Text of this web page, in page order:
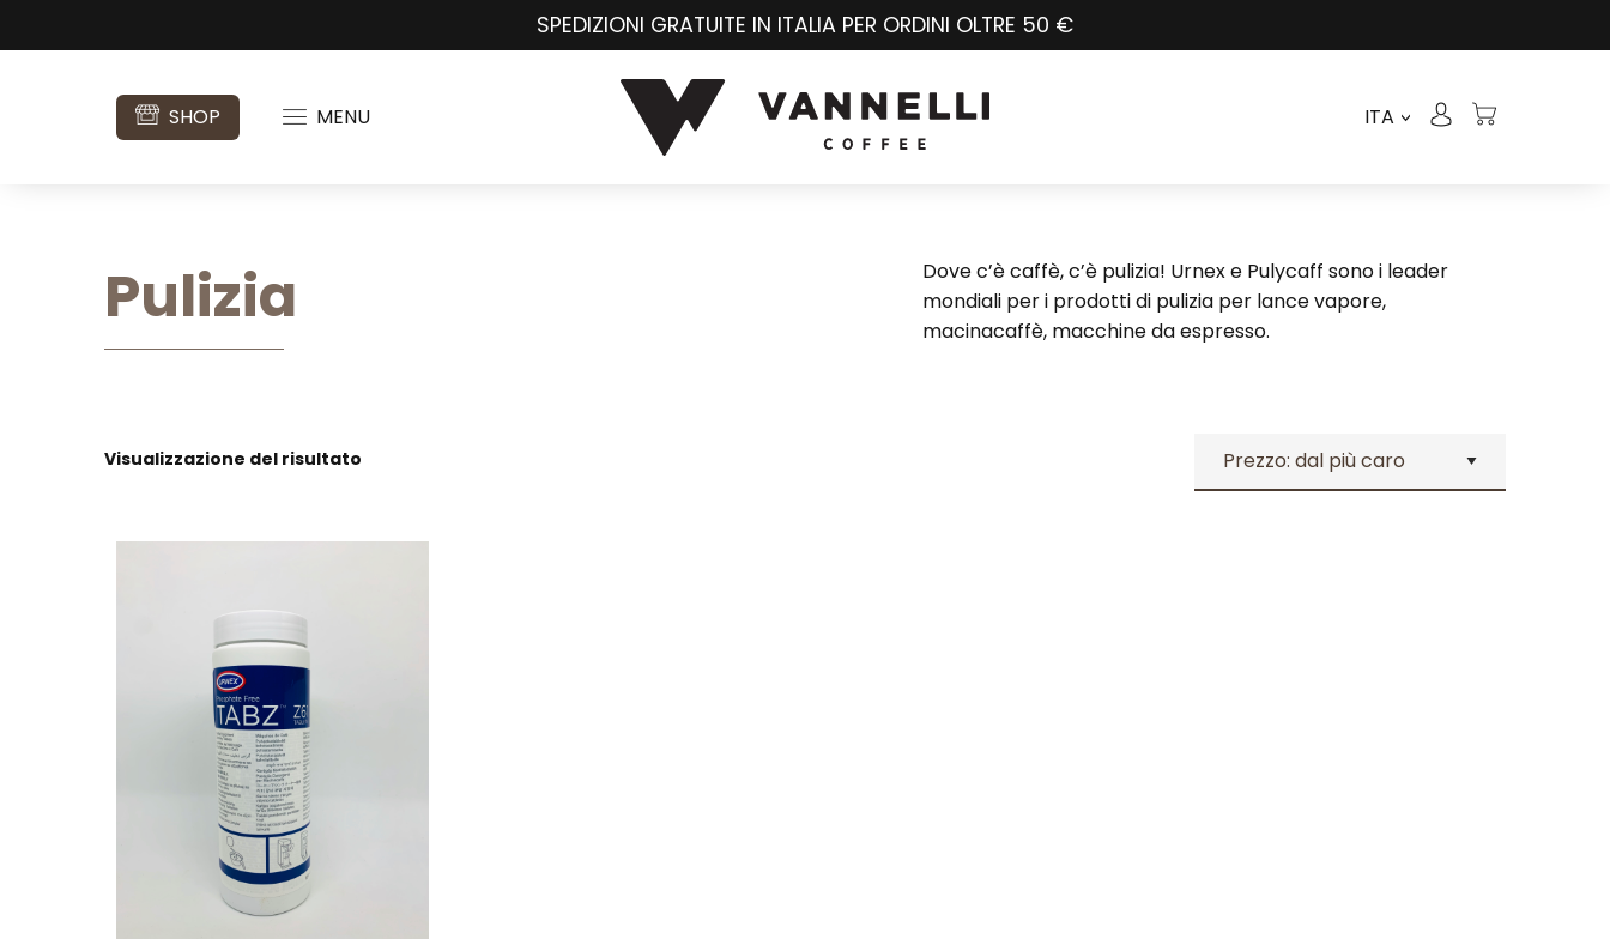
SPEDIZIONI GRATUITE IN ITALIA PER ORDINI OLTRE 50 €
SHOP MENU ITA>
Pulizia
Dove c’è caffè, c’è pulizia! Urnex e Pulycaff sono i leader
mondiali per i prodotti di pulizia per lance vapore,
macinacaffè, macchine da espresso.
Visualizzazione del risultato